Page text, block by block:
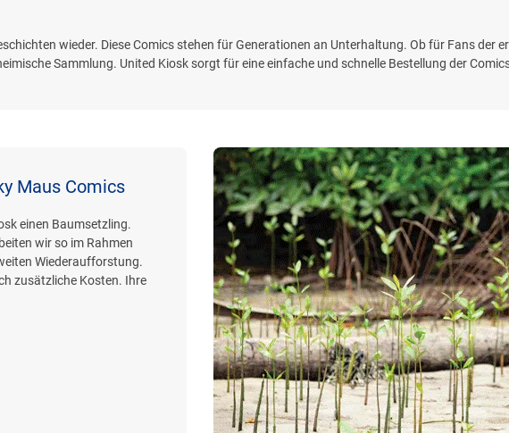
wieder. Diese Comics stehen für Generationen an Unterhaltung. Ob für Fans der
Sammlung. United Kiosk sorgt für eine einfache und schnelle Bestellung der
Maus Comics
einen Baumsetzling.
wir so im Rahmen
Wiederaufforstung.
zusätzliche Kosten. Ihre